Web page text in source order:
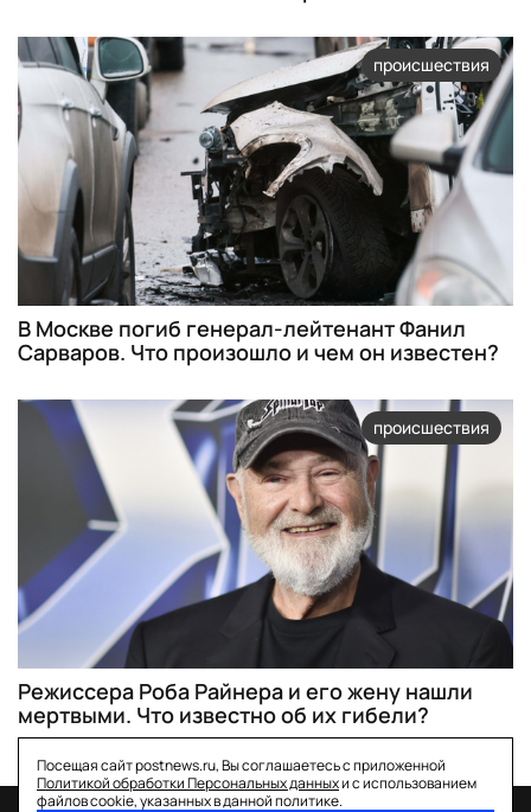
происшествия
В Москве погиб генерал-лейтенант Фанил
Сарваров. Что произошло и чем он известен?
происшествия
Режиссера Роба Райнера и его жену нашли
мертвыми. Что известно об их гибели?
Посещая сайт postnews.ru, Вы соглашаетесь с приложенной
Политикой обработки Персональных данныхи с использованием
файлов cookie, указанных в данной политике.